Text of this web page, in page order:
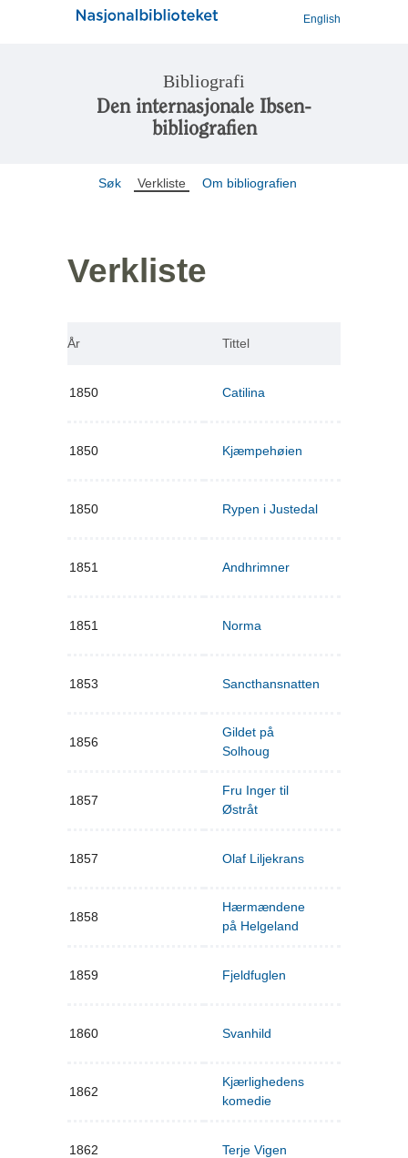
English
Bibliografi
Den internasjonale Ibsen-
bibliografien
Søk Verkliste Om bibliografien
Verkliste
År Tittel
1850 Catilina
1850 Kjæmpehøien
1850 Rypen i Justedal
1851 Andhrimner
1851 Norma
1853 Sancthansnatten
1856
Gildet på
Solhoug
1857
Fru Inger til
Østråt
1857 Olaf Liljekrans
1858
Hærmændene
på Helgeland
1859 Fjeldfuglen
1860 Svanhild
1862
Kjærlighedens
komedie
1862 Terje Vigen